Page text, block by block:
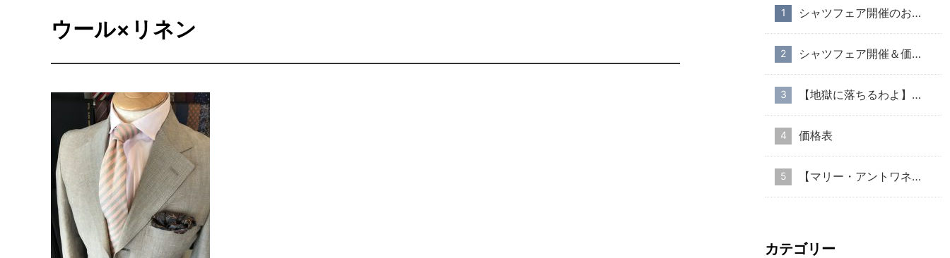
ウール×リネン
シャツフェア開催のお知らせ
シャツフェア開催＆価格改定のお知らせ
【地獄に落ちるわよ】衣装協力のお知らせ
価格表
【マリー・アントワネット・スタイル】part１
カテゴリー